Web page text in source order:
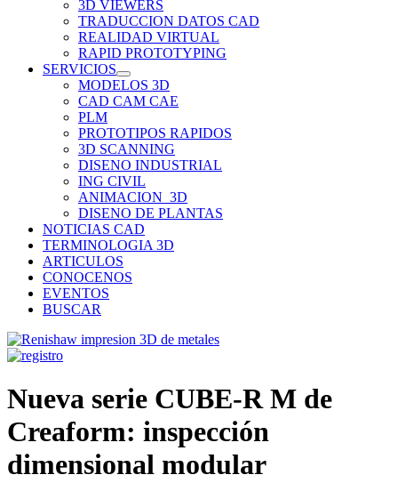
3D VIEWERS
TRADUCCION DATOS CAD
REALIDAD VIRTUAL
RAPID PROTOTYPING
SERVICIOS
MODELOS 3D
CAD CAM CAE
PLM
PROTOTIPOS RAPIDOS
3D SCANNING
DISENO INDUSTRIAL
ING CIVIL
ANIMACION_3D
DISENO DE PLANTAS
NOTICIAS CAD
TERMINOLOGIA 3D
ARTICULOS
CONOCENOS
EVENTOS
BUSCAR
Nueva serie CUBE-R M de
Creaform: inspección
dimensional modular